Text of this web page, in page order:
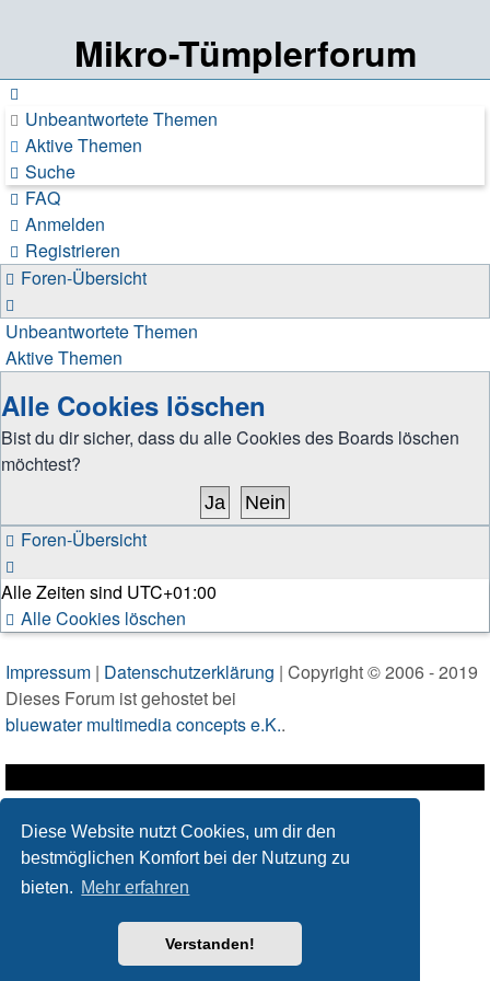
Diese Website nutzt Cookies, um dir den
bestmöglichen Komfort bei der Nutzung zu
bieten. Mehr erfahren
Verstanden!
Mikro-Tümplerforum
Unbeantwortete Themen
Aktive Themen
Suche
FAQ
Anmelden
Registrieren
Foren-Übersicht
Unbeantwortete Themen
Aktive Themen
Alle Cookies löschen
Bist du dir sicher, dass du alle Cookies des Boards löschen
möchtest?
Foren-Übersicht
Alle Zeiten sind UTC+01:00
Alle Cookies löschen
Impressum | Datenschutzerklärung | Copyright © 2006 - 2019
Dieses Forum ist gehostet bei
bluewater multimedia concepts e.K..